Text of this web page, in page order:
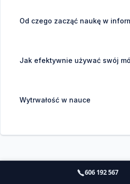
606 192 567
Od czego zacząć naukę w
Jak efektywnie używać swój
Wytrwałość w nauce